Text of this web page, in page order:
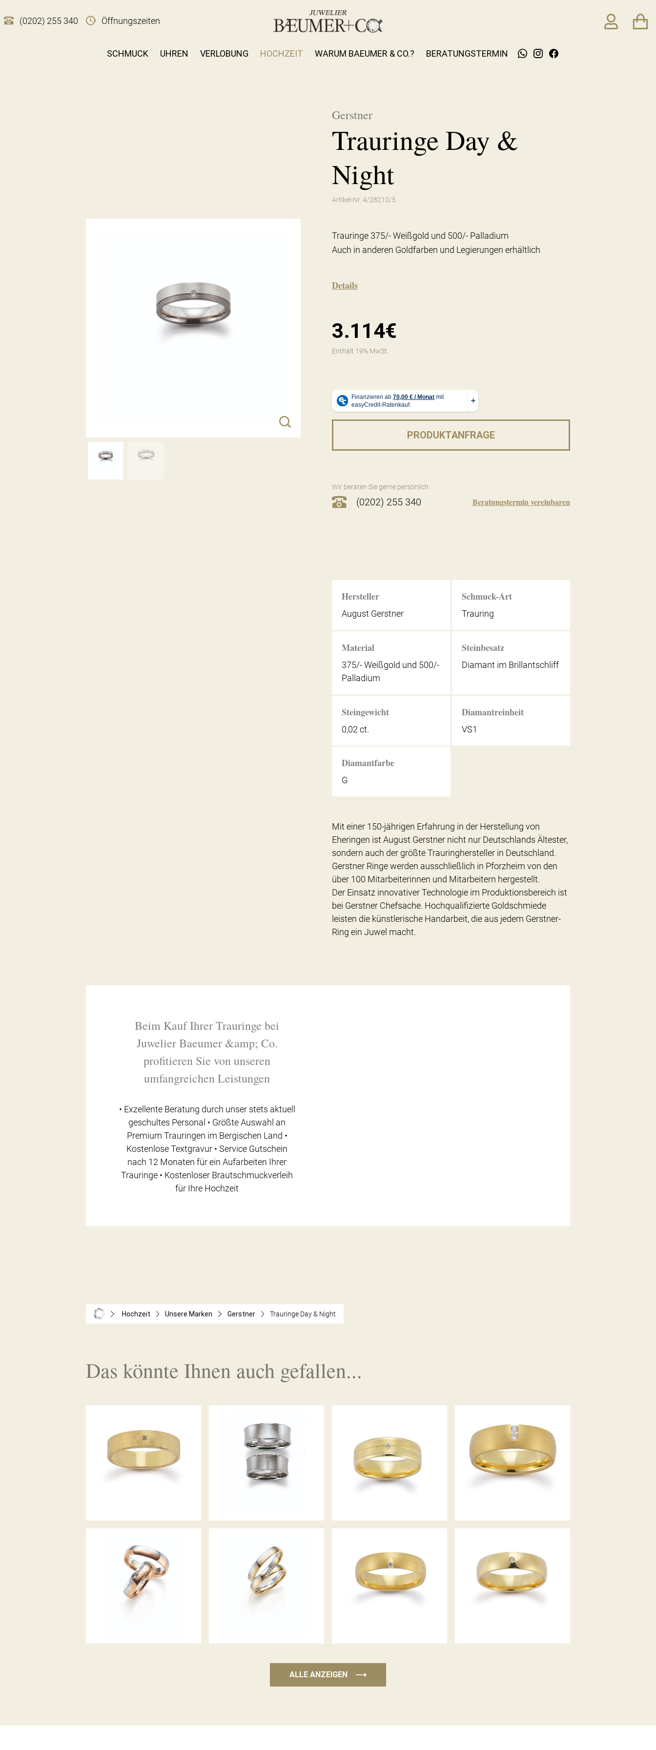
(0202) 255 340 Öffnungszeiten
SCHMUCK UHREN VERLOBUNG HOCHZEIT WARUM BAEUMER & CO.? BERATUNGSTERMIN
Gerstner
Trauringe Day &
Night
Artikel-Nr. 4/28210/5
Trauringe 375/- Weißgold und 500/- Palladium
Auch in anderen Goldfarben und Legierungen erhältlich
Details
3.114€
Enthält 19% MwSt.
PRODUKTANFRAGE
Wir beraten Sie gerne persönlich:
(0202) 255 340 Beratungstermin vereinbaren
Hersteller
August Gerstner
Schmuck-Art
Trauring
Material
375/- Weißgold und 500/-
Palladium
Steinbesatz
Diamant im Brillantschliff
Steingewicht
0,02 ct.
Diamantreinheit
VS1
Diamantfarbe
G
Mit einer 150-jährigen Erfahrung in der Herstellung von
Eheringen ist August Gerstner nicht nur Deutschlands Ältester,
sondern auch der größte Trauringhersteller in Deutschland.
Gerstner Ringe werden ausschließlich in Pforzheim von den
über 100 Mitarbeiterinnen und Mitarbeitern hergestellt.
Der Einsatz innovativer Technologie im Produktionsbereich ist
bei Gerstner Chefsache. Hochqualifizierte Goldschmiede
leisten die künstlerische Handarbeit, die aus jedem Gerstner-
Ring ein Juwel macht.
Beim Kauf Ihrer Trauringe bei
Juwelier Baeumer &amp; Co.
profitieren Sie von unseren
umfangreichen Leistungen
• Exzellente Beratung durch unser stets aktuell
geschultes Personal • Größte Auswahl an
Premium Trauringen im Bergischen Land •
Kostenlose Textgravur • Service Gutschein
nach 12 Monaten für ein Aufarbeiten Ihrer
Trauringe • Kostenloser Brautschmuckverleih
für Ihre Hochzeit
Hochzeit Unsere Marken Gerstner Trauringe Day & Night
Das könnte Ihnen auch gefallen...
GERSTNER TRAURINGE GERSTNER TRAURINGE GERSTNER TRAURINGE GERSTNER TRAURINGE
GERSTNER TRAURINGE GERSTNER TRAURINGE GERSTNER TRAURINGE GERSTNER TRAURINGE
ALLE ANZEIGEN ⟶